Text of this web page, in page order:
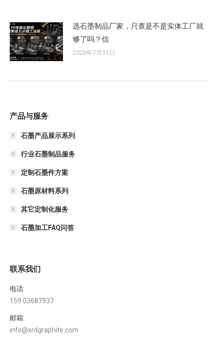
选石墨制品厂家，只查是不是实体工厂就
够了吗？信
2026年7月31日
产品与服务
石墨产品展示系列
行业石墨制品服务
定制石墨件方案
石墨原材料系列
其它定制化服务
石墨加工FAQ问答
联系我们
电话:
159 03687937
邮箱:
info@xrdgraphite.com